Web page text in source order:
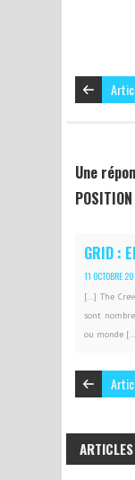
Une
GRID :
11 OCTOBRE
[…] The
sont
ou monde